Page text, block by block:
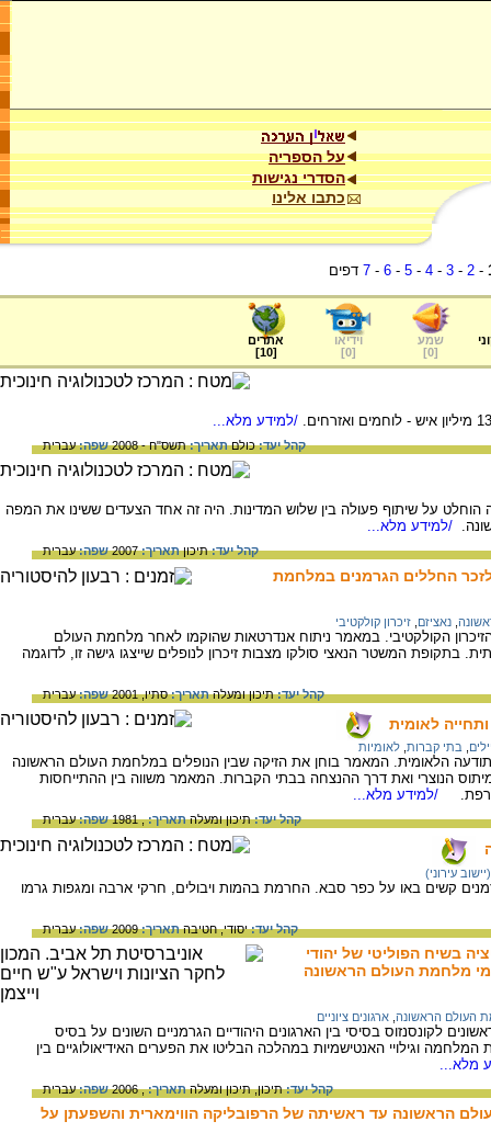
על הספריה
הסדרי נגישות
כתבו אלינו
-
2
-
3
-
4
-
5
-
6
-
7 דפים
שמע
[
0
]
וידיאו
[
0
]
אתרים
[
10
]
/למידע מלא...
קהל יעד:כולםתאריך:תשס"ח - 2008 שפה:עברית
על שיתוף פעולה בין שלוש המדינות. היה זה אחד הצעדים ששינו את המפה
/למידע מלא...
קהל יעד:תיכוןתאריך:2007 שפה:עברית
החללים הגרמנים במלחמת
נאציזם זיכרון קולקטיבי
הקולקטיבי. במאמר ניתוח אנדרטאות שהוקמו לאחר מלחמת העולם
בתקופת המשטר הנאצי סולקו מצבות זיכרון לנופלים שייצגו גישה זו, לדוגמה
קהל יעד:תיכון ומעלהתאריך:סתיו, 2001 שפה:עברית
לאומית
בתי קברות לאומיות
הלאומית. המאמר בוחן את הזיקה שבין הנופלים במלחמת העולם הראשונה
הנוצרי ואת דרך ההנצחה בבתי הקברות. המאמר משווה בין ההתייחסות
/למידע מלא...
קהל יעד:תיכון ומעלהתאריך:, 1981 שפה:עברית
עירוני)
וזמנים קשים באו על כפר סבא. החרמת בהמות ויבולים, חרקי ארבה ומגפות גרמו
קהל יעד:יסודי,חטיבהתאריך:2009 שפה:עברית
בשיח הפוליטי של יהודי
מלחמת העולם הראשונה
העולם הראשונה ארגונים ציוניים
לקונסנזוס בסיסי בין הארגונים היהודיים הגרמניים השונים על בסיס
וגילויי האנטישמיות במהלכה הבליטו את הפערים האידיאולוגיים בין
מלא...
קהל יעד:תיכון,תיכון ומעלהתאריך:, 2006 שפה:עברית
הראשונה עד ראשיתה של הרפובליקה הווימארית והשפעתן על